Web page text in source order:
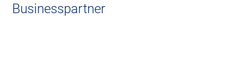
Businesspartner